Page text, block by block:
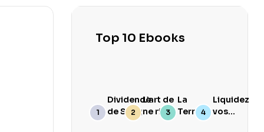
Top 10 Ebooks
Dividende
de Sang
L’art de
ne rien
branler
La
Terre
Goûte
Liquidez
vos